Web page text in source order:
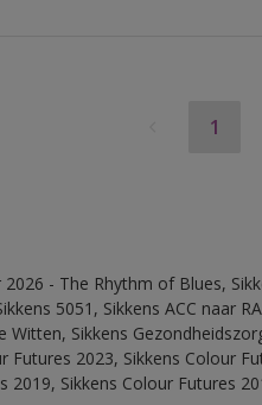
1
- The Rhythm of Blues,
5051, Sikkens ACC naar
Witten, Sikkens
Futures 2023, Sikkens Colour
2019, Sikkens Colour Futures